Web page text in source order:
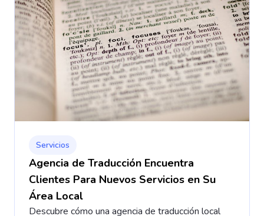
Servicios
Agencia de Traducción Encuentra
Clientes Para Nuevos Servicios en Su
Área Local
Descubre cómo una agencia de traducción local